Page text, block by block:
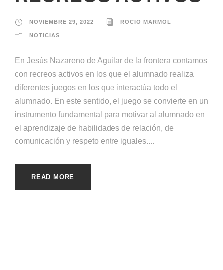
NOVIEMBRE 29, 2022 ROCIO MARMOL
NOTICIAS
En Jesús Nazareno de Aguilar de la frontera contamos
con recreos activos en los que el alumnado realiza
diferentes juegos en los que interactúa todo el
alumnado. En este sentido, el juego se convierte en un
instrumento fundamental para motivar al alumnado en
el aprendizaje de habilidades de relación, de
comunicación y respeto entre iguales....
READ MORE